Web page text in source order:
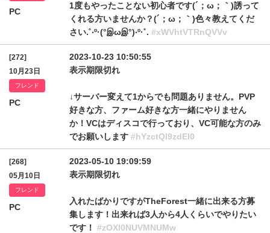
PC
1度もやったことない初心者です(´；ω；｀)誘って
くれる方いませんか？(´；ω；｀)色々教えてくだ
さい.˚‧º·(°இωஇ°)‧º·˚. #xWVhtVTRnQVVv
[272]
10月23日
フレンド
PC
2023-10-23 10:50:55
表示期限切れ
↓サーバー変えて1からでも問題ありません。PVP
好きな方、ファーム好きな方一緒にやりません
か！VCはディスコで行っており、VC可能な方のみ
でお願いします #hYzctQl9zdEI0
[268]
05月10日
フレンド
PC
2023-05-10 19:09:59
表示期限切れ
入れたばかりですがTheForest一緒に出来る方募
集します！出来れば3人から4人くらいでやりたい
です！ #zOXl0NUVMNUMw